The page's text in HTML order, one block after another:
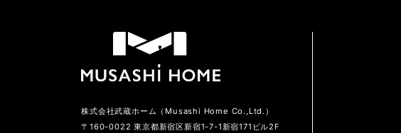
株式会社武蔵ホーム（Musashi Home Co.,Ltd.）
〒160-0022 東京都新宿区新宿1-7-1新宿171ビル2F